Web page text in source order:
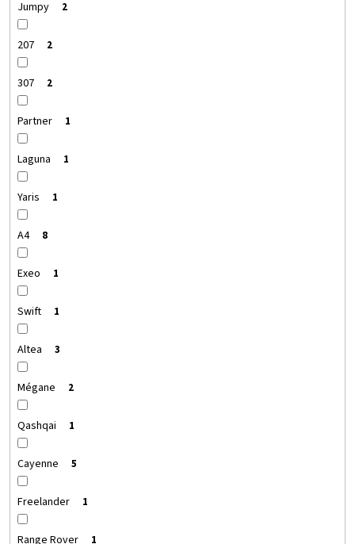
Jumpy 2
207 2
307 2
Partner 1
Laguna 1
Yaris 1
A4 8
Exeo 1
Swift 1
Altea 3
Mégane 2
Qashqai 1
Cayenne 5
Freelander 1
Range Rover 1